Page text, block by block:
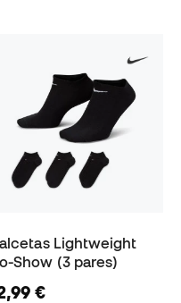
Lightweight
Show (3 pares)
€